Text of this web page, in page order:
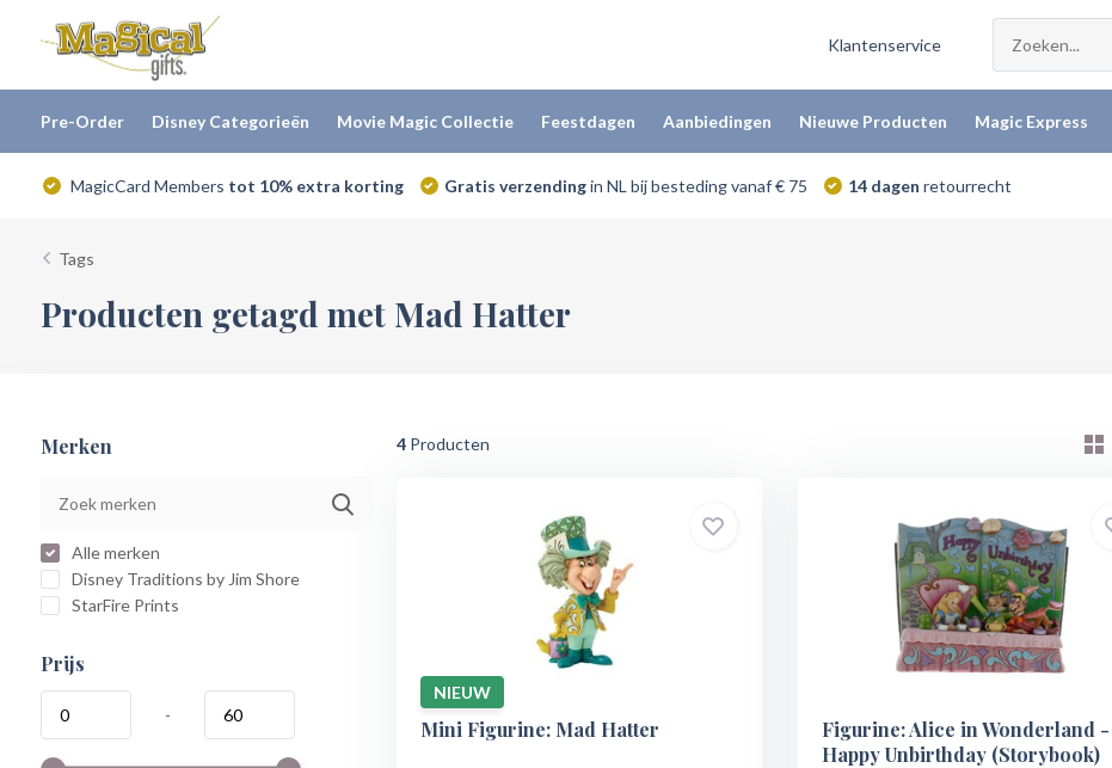
Klantenservice
Pre-Order Disney Categorieën Movie Magic Collectie Feestdagen Aanbiedingen Nieuwe Producten Magic Express
MagicCard Members tot 10% extra korting Gratis verzendingin NL bij besteding vanaf € 75 14 dagen retourrecht
Tags
Producten getagd met Mad Hatter
Merken
Alle merken
Disney Traditions by Jim Shore
StarFire Prints
Prijs
-
4Producten
NIEUW
Mini Figurine: Mad Hatter
Figurine: Alice in Wonderland -
Happy Unbirthday (Storybook)